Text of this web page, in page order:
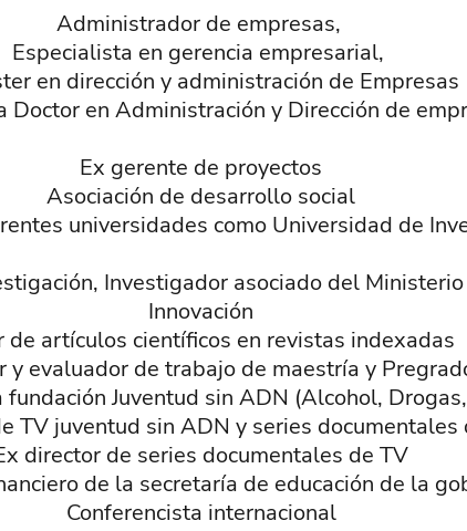
Administrador de empresas,
Especialista en gerencia empresarial,
en dirección y administración de Empresas
Doctor en Administración y Dirección de
Ex gerente de proyectos
Asociación de desarrollo social
universidades como Universidad de
Investigador asociado del Ministerio
Innovación
de artículos científicos en revistas indexadas
y evaluador de trabajo de maestría y
Juventud sin ADN (Alcohol,
TV juventud sin ADN y series
director de series documentales de TV
de la secretaría de educación de la
Conferencista internacional